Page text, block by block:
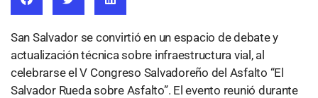
San Salvador se convirtió en un espacio de debate y
actualización técnica sobre infraestructura vial, al
celebrarse el V Congreso Salvadoreño del Asfalto “El
Salvador Rueda sobre Asfalto”. El evento reunió durante